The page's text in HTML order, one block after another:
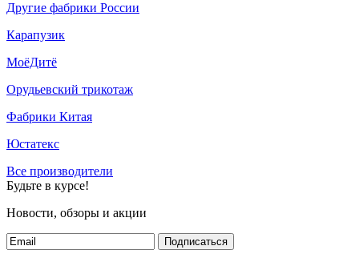
Другие фабрики России
Карапузик
МоёДитё
Орудьевский трикотаж
Фабрики Китая
Юстатекс
Все производители
Будьте в курсе!
Новости, обзоры и акции
Подписаться